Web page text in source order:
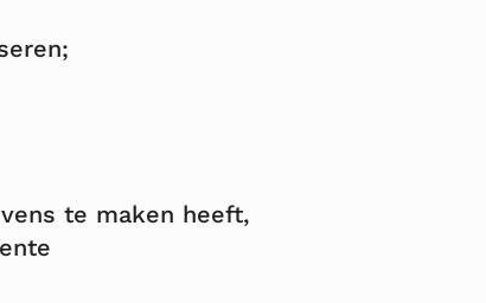
te maken heeft,